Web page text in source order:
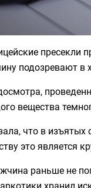
пресекли
подозревают в
вещества
что в изъятых
это является
раньше не